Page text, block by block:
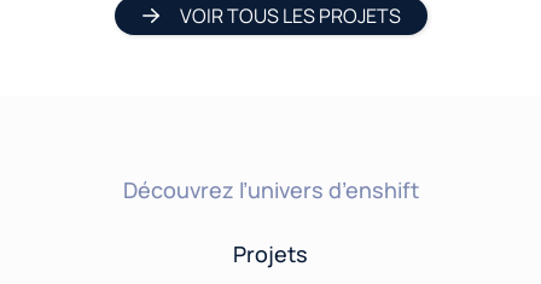
VOIR TOUS LES PROJETS
Découvrez l’univers d’enshift
Projets